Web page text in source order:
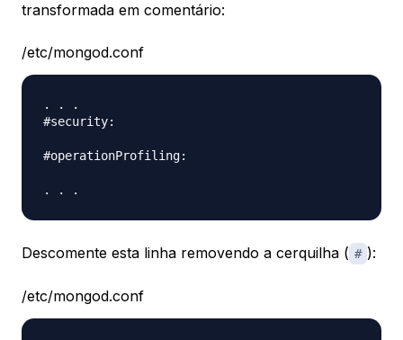
transformada em comentário:
/etc/mongod.conf
. . .
#security:
#operationProfiling:
Descomente esta linha removendo a cerquilha ( # ):
/etc/mongod.conf